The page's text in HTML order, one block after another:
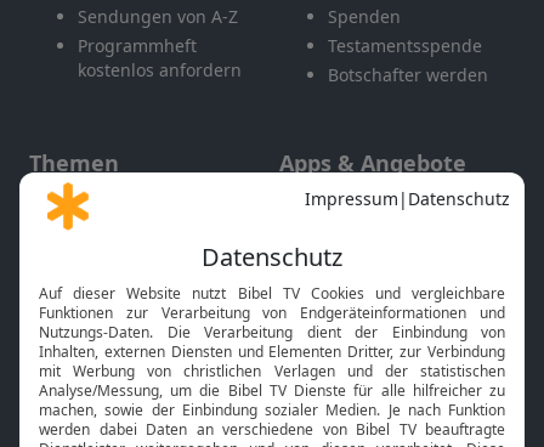
Sendungen von A-Z
Programmheft
kostenlos anfordern
Spenden
Testamentsspende
Botschafter werden
Themen
Gott und Bibel erklärt
Neuigkeiten
Apps & Angebote
Mobile App
Smart TV
HbbTV
Bibelthek Online-Bibel
Nächster Gottesdienst